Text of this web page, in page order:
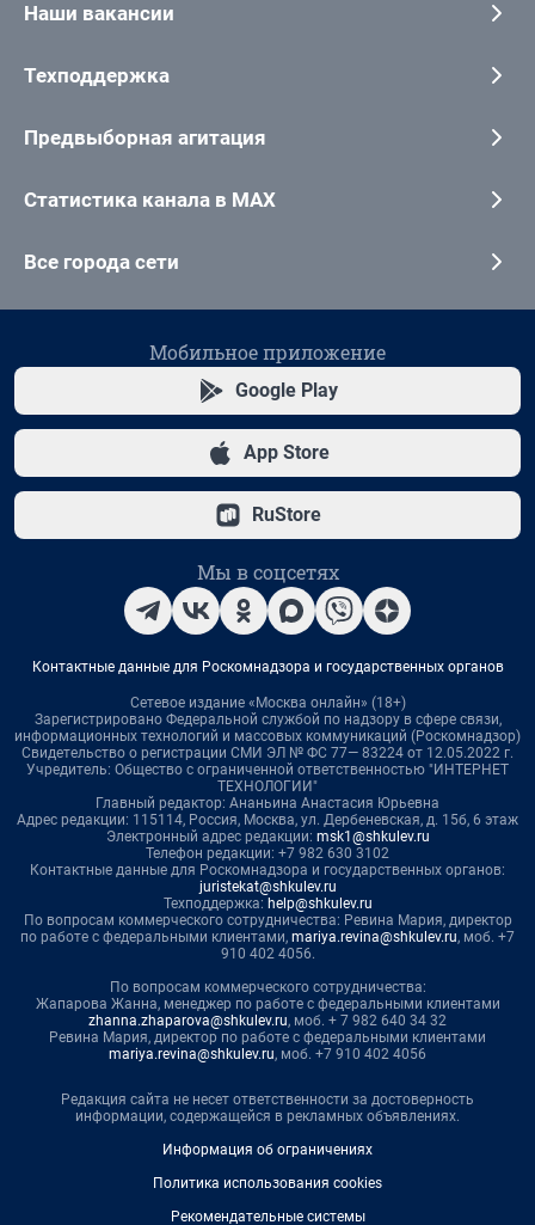
Наши вакансии
Техподдержка
Предвыборная агитация
Статистика канала в MAX
Все города сети
Мобильное приложение
Google Play
App Store
RuStore
Мы в соцсетях
Контактные данные для Роскомнадзора и государственных органов
Сетевое издание «Москва онлайн» (18+)
Зарегистрировано Федеральной службой по надзору в сфере связи,
информационных технологий и массовых коммуникаций (Роскомнадзор)
Свидетельство о регистрации СМИ ЭЛ № ФС 77— 83224 от 12.05.2022 г.
Учредитель: Общество с ограниченной ответственностью "ИНТЕРНЕТ
ТЕХНОЛОГИИ"
Главный редактор: Ананьина Анастасия Юрьевна
Адрес редакции: 115114, Россия, Москва, ул. Дербеневская, д. 15б, 6 этаж
Электронный адрес редакции: msk1@shkulev.ru
Телефон редакции: +7 982 630 3102
Контактные данные для Роскомнадзора и государственных органов:
juristekat@shkulev.ru
Техподдержка: help@shkulev.ru
По вопросам коммерческого сотрудничества: Ревина Мария, директор
по работе с федеральными клиентами, mariya.revina@shkulev.ru, моб. +7
910 402 4056.
По вопросам коммерческого сотрудничества:
Жапарова Жанна, менеджер по работе с федеральными клиентами
zhanna.zhaparova@shkulev.ru, моб. + 7 982 640 34 32
Ревина Мария, директор по работе с федеральными клиентами
mariya.revina@shkulev.ru, моб. +7 910 402 4056
Редакция сайта не несет ответственности за достоверность
информации, содержащейся в рекламных объявлениях.
Информация об ограничениях
Политика использования cookies
Рекомендательные системы